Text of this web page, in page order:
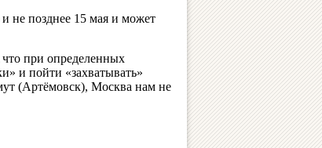
не позднее 15 мая и может
при определенных
и пойти «захватывать»
(Артёмовск), Москва нам не